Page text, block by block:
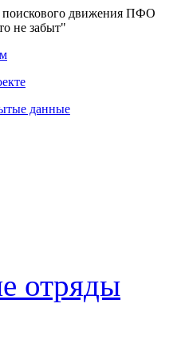
движения ПФО
не забыт"
данные
отряды